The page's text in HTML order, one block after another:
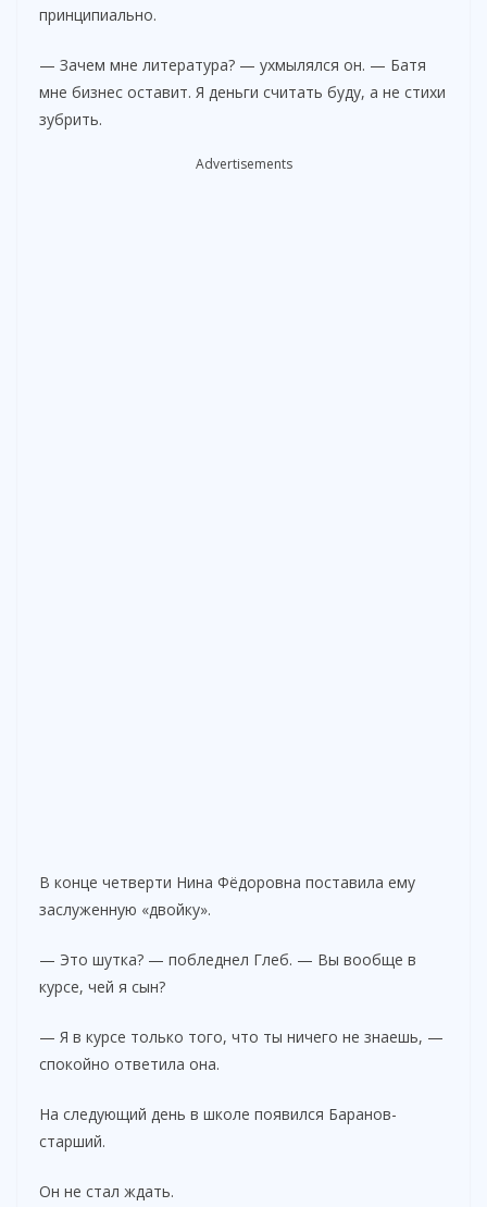
принципиально.
— Зачем мне литература? — ухмылялся он. — Батя
мне бизнес оставит. Я деньги считать буду, а не стихи
зубрить.
Advertisements
В конце четверти Нина Фёдоровна поставила ему
заслуженную «двойку».
— Это шутка? — побледнел Глеб. — Вы вообще в
курсе, чей я сын?
— Я в курсе только того, что ты ничего не знаешь, —
спокойно ответила она.
На следующий день в школе появился Баранов-
старший.
Он не стал ждать.